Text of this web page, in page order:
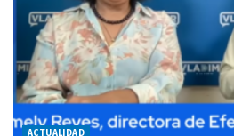
ACTUALIDAD